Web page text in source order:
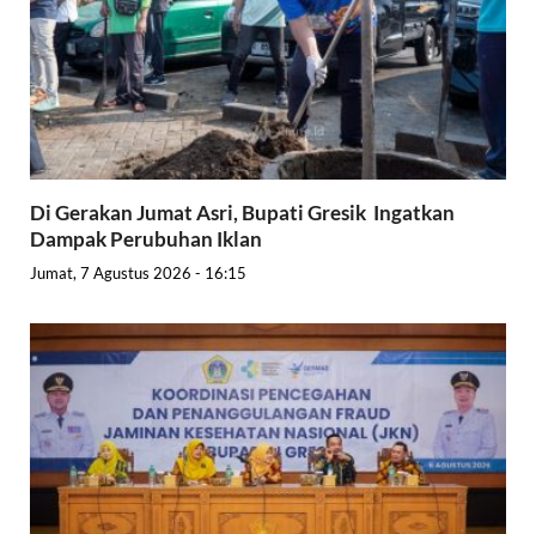
Di Gerakan Jumat Asri, Bupati Gresik Ingatkan
Dampak Perubuhan Iklan
Jumat, 7 Agustus 2026 - 16:15